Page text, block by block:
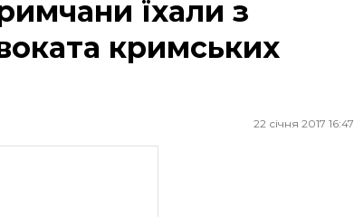
їхали з
кримських
22 січня 2017 16:47